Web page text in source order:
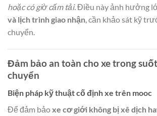
hoặc có giờ cấm tải.Điều này ảnh hưởng
và lịch trình giao nhận, cần khảo sát kỹ
chuyển.
Đảm bảo an toàn cho xe trong
chuyển
Biện pháp kỹ thuật cố định xe trên mooc
Để đảm bảoxe cơ giới không bị xê dịch